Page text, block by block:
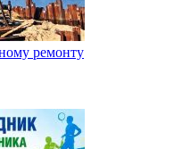
ремонту